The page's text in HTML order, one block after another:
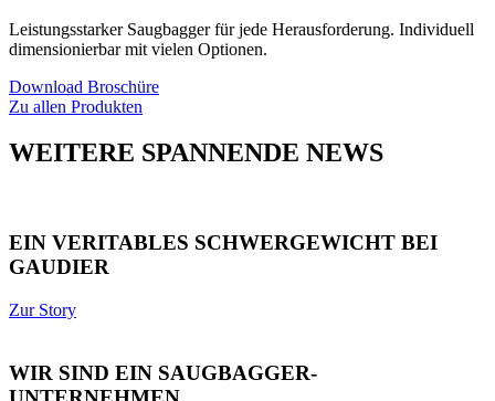
Leistungsstarker Saugbagger für jede Herausforderung. Individuell
dimensionierbar mit vielen Optionen.
Download Broschüre
Zu allen Produkten
WEITERE SPANNENDE NEWS
EIN VERITABLES SCHWERGEWICHT BEI
GAUDIER
Zur Story
WIR SIND EIN SAUGBAGGER-